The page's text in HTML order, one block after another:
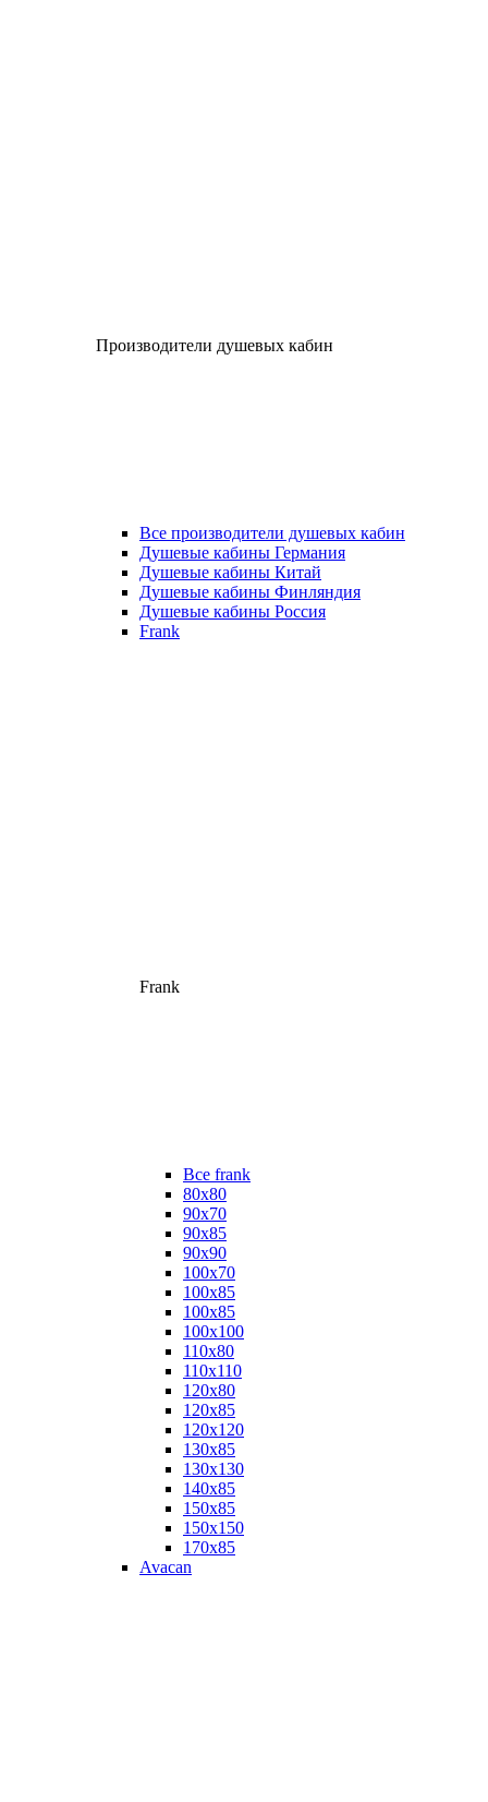
Производители душевых кабин
Все производители душевых кабин
Душевые кабины Германия
Душевые кабины Китай
Душевые кабины Финляндия
Душевые кабины Россия
Frank
Frank
Все frank
80х80
90х70
90х85
90х90
100х70
100х85
100х85
100х100
110х80
110х110
120х80
120х85
120х120
130х85
130х130
140х85
150х85
150х150
170х85
Avacan